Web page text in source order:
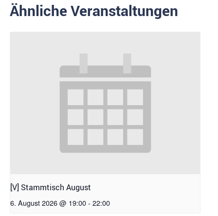
Ähnliche Veranstaltungen
[V] Stammtisch August
6. August 2026 @ 19:00- 22:00